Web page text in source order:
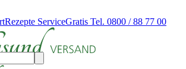
Rezepte ServiceGratis Tel. 0800 / 88 77 00